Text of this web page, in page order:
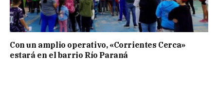
Con un amplio operativo, «Corrientes Cerca»
estará en el barrio Río Paraná